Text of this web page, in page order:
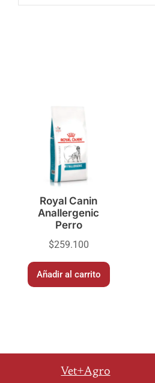
Royal Canin
Anallergenic
Perro
$259.100
Añadir al carrito
Vet+Agro